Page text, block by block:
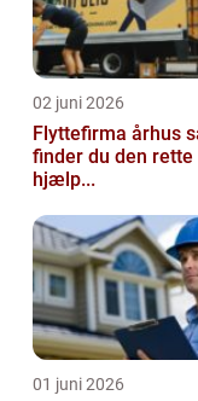
02 juni 2026
Flyttefirma århus sådan
finder du den rette
hjælp...
01 juni 2026